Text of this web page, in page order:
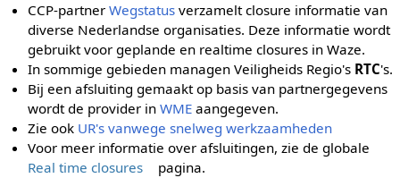
CCP-partnerWegstatus verzamelt closure informatie van
diverse Nederlandse organisaties. Deze informatie wordt
gebruikt voor geplande en realtime closures in Waze.
In sommige gebieden managen Veiligheids Regio's RTC's.
Bij een afsluiting gemaakt op basis van partnergegevens
wordt de provider inWME aangegeven.
Zie ook UR's vanwege snelweg werkzaamheden
Voor meer informatie over afsluitingen, zie de globale
Real time closures
pagina.